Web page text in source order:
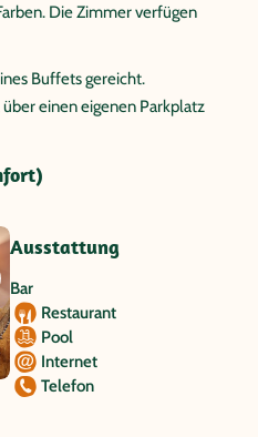
Die Zimmer verfügen
Buffets gereicht.
einen eigenen Parkplatz
Ausstattung
Bar
Restaurant
Pool
Internet
Telefon